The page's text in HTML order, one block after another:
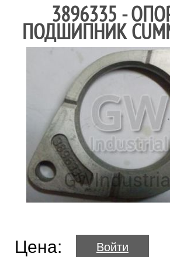
3896335 -
ПОДШИПНИК
Цена: Войти